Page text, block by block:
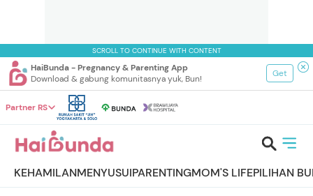
SCROLL TO CONTINUE WITH CONTENT
HaiBunda - Pregnancy & Parenting App
Download & gabung komunitasnya yuk, Bun!
Get
Partner RS
KEHAMILANMENYUSUIPARENTINGMOM'S LIFEPILIHAN